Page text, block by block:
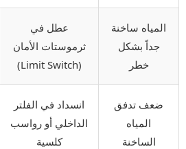
المياه ساخنة
جداً بشكل
خطر
عطل في
ثرموستات الأمان
(Limit Switch)
ضعف تدفق
المياه
الساخنة
انسداد في الفلتر
الداخلي أو رواسب
كلسية